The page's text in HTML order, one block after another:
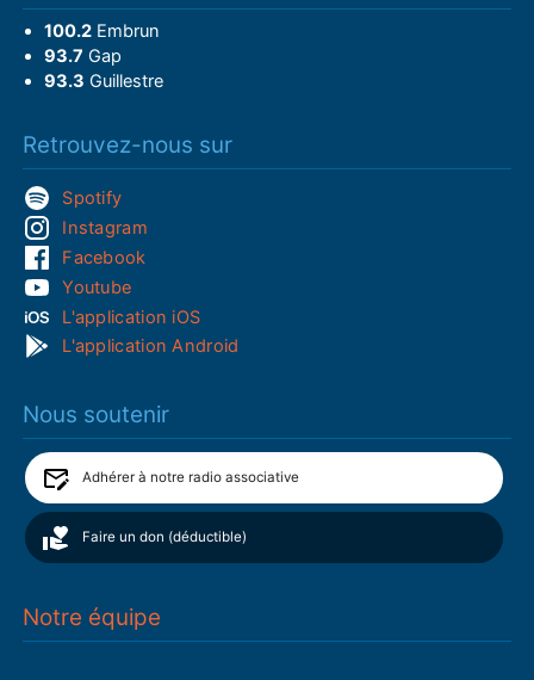
100.2Embrun
93.7 Gap
93.3 Guillestre
Retrouvez-nous sur
Spotify
Instagram
Facebook
Youtube
L'application iOS
L'application Android
Nous soutenir
Adhérer à notre radio associative
Faire un don (déductible)
Notre équipe